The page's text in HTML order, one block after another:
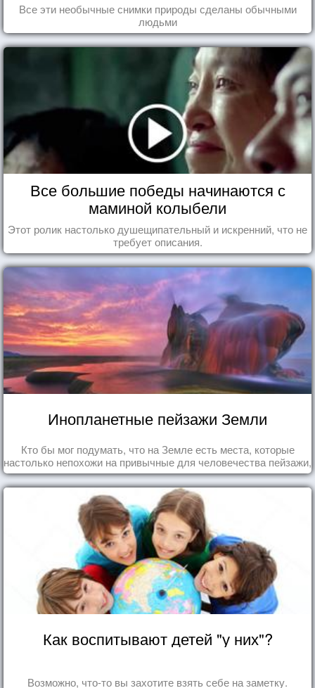
Все эти необычные снимки природы сделаны обычными
людьми
Все большие победы начинаются с
маминой колыбели
Этот ролик настолько душещипательный и искренний, что не
требует описания.
Инопланетные пейзажи Земли
Кто бы мог подумать, что на Земле есть места, которые
настолько непохожи на привычные для человечества пейзажи,
что кажутся и вовсе инопланетными!
Как воспитывают детей "у них"?
Возможно, что-то вы захотите взять себе на заметку.